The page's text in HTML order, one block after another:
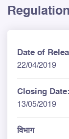
Date of
22/04/2019
Closing Date:
13/05/2019
विभाग